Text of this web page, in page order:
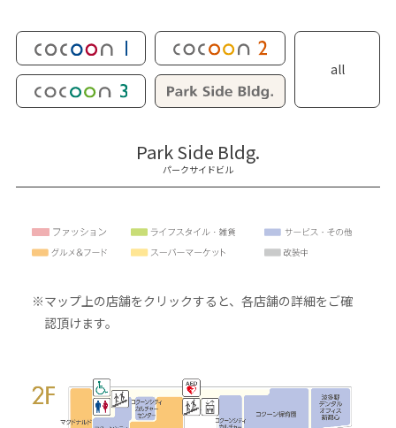
all
Park Side Bldg.
パークサイドビル
※マップ上の店舗をクリックすると、各店舗の詳細をご確
認頂けます。